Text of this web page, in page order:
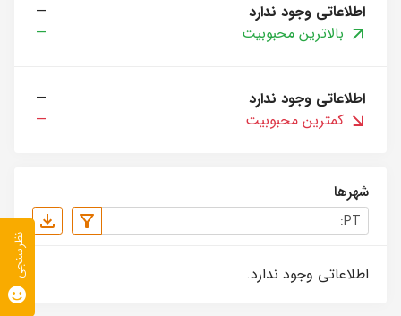
اطلاعاتی وجود ندارد
—
بالاترین محبوبیت
—
اطلاعاتی وجود ندارد
—
کمترین محبوبیت
—
شهرها
اطلاعاتی وجود ندارد. نظرسنجی